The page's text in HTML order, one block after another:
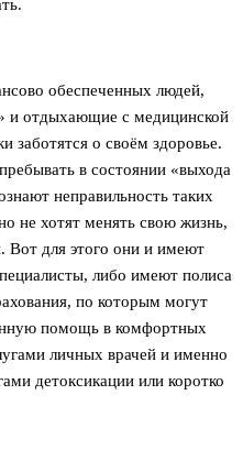
обеспеченных людей,
и отдыхающие с медицинской
заботятся о своём здоровье.
в состоянии «выхода
неправильность таких
не хотят менять свою жизнь,
Вот для этого они и имеют
либо имеют полиса
по которым могут
помощь в комфортных
личных врачей и именно
детоксикации или коротко